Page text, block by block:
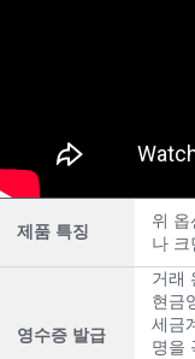
제품 특징
위 옵
나 크
영수증 발급
거래
현금
세금
명을